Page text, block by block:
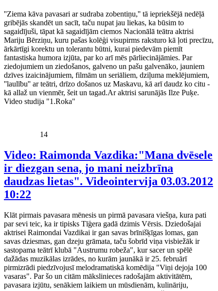
''Ziema kāva pavasari ar sudraba zobentiņu,'' tā iepriekšējā nedēļā
gribējās skandēt un sacīt, taču nupat jau liekas, ka būsim to
sagaidījuši, tāpat kā sagaidījām ciemos Nacionālā teātra aktrisi
Mariju Bērziņu, kuru pašas kolēģi visupirms raksturo kā ļoti precīzu,
ārkārtīgi korektu un tolerantu būtni, kurai piedevām piemīt
fantastiska humora izjūta, par ko arī mēs pārliecinājāmies. Par
ziedojumiem un ziedošanos, galveno un pašu galvenāko, jauniem
dzīves izaicinājumiem, filmām un seriāliem, dziļuma meklējumiem,
''laulību'' ar teātri, drīzo došanos uz Maskavu, kā arī daudz ko citu -
kā allaž un vienmēr, šeit un tagad.Ar aktrisi sarunājās Ilze Puķe.
Video studija "1.Roka"
14
Video: Raimonda Vazdika:"Mana dvēsele
ir diezgan sena, jo mani neizbrīna
daudzas lietas". Videointervija 03.03.2012
10:22
Klāt pirmais pavasara mēnesis un pirmā pavasara viešņa, kura pati
par sevi teic, ka ir tipisks Tīģera gadā dzimis Vērsis. Dziedošajai
aktrisei Raimondai Vazdikai ir gan savas brīnišķīgas lomas, gan
savas dziesmas, gan dzeju grāmata, taču šobrīd viņa visbiežāk ir
sastopama teātrī klubā "Austrumu robeža", kur sacer un spēlē
dažādas muzikālas izrādes, no kurām jaunākā ir 25. februārī
pirmizrādi piedzīvojusī melodramatiskā komēdija "Viņi dejoja 100
vasaras". Par šo un citām mākslinieces radošajām aktivitātēm,
pavasara izjūtu, senākiem laikiem un mūsdienām, kulināriju,